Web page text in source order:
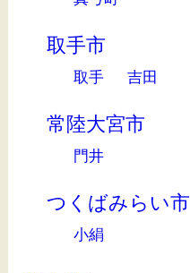
取手市
取手 吉田
常陸大宮市
門井
つくばみらい市
小絹